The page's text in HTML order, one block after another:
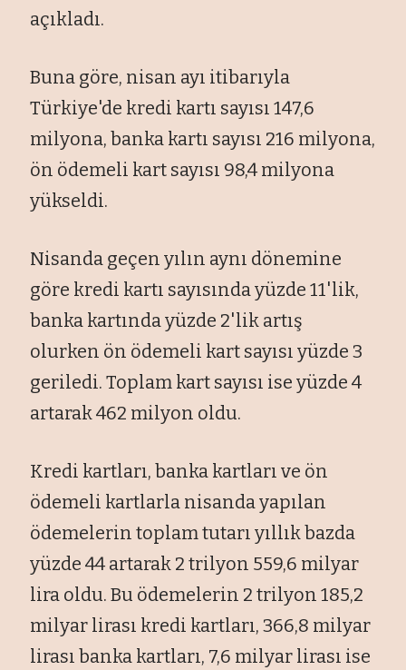
açıkladı.
Buna göre, nisan ayı itibarıyla
Türkiye'de kredi kartı sayısı 147,6
milyona, banka kartı sayısı 216 milyona,
ön ödemeli kart sayısı 98,4 milyona
yükseldi.
Nisanda geçen yılın aynı dönemine
göre kredi kartı sayısında yüzde 11'lik,
banka kartında yüzde 2'lik artış
olurken ön ödemeli kart sayısı yüzde 3
geriledi. Toplam kart sayısı ise yüzde 4
artarak 462 milyon oldu.
Kredi kartları, banka kartları ve ön
ödemeli kartlarla nisanda yapılan
ödemelerin toplam tutarı yıllık bazda
yüzde 44 artarak 2 trilyon 559,6 milyar
lira oldu. Bu ödemelerin 2 trilyon 185,2
milyar lirası kredi kartları, 366,8 milyar
lirası banka kartları, 7,6 milyar lirası ise